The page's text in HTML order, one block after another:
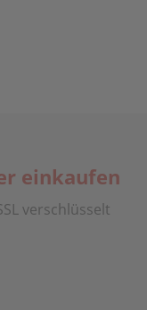
einkaufen
verschlüsselt